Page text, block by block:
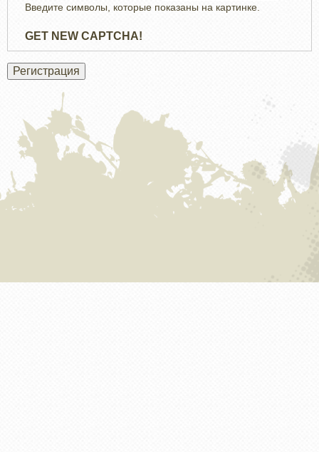
Введите символы, которые показаны на картинке.
GET NEW CAPTCHA!